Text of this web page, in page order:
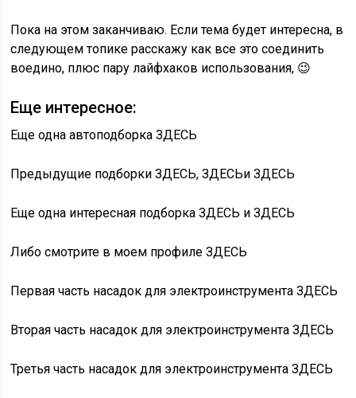
Пока на этом заканчиваю. Если тема будет интересна, в
следующем топике расскажу как все это соединить
воедино, плюс пару лайфхаков использования, 😉
Еще интересное:
Еще одна автоподборка ЗДЕСЬ
Предыдущие подборки ЗДЕСЬ, ЗДЕСЬи ЗДЕСЬ
Еще одна интересная подборка ЗДЕСЬ и ЗДЕСЬ
Либо смотрите в моем профиле ЗДЕСЬ
Первая часть насадок для электроинструмента ЗДЕСЬ
Вторая часть насадок для электроинструмента ЗДЕСЬ
Третья часть насадок для электроинструмента ЗДЕСЬ